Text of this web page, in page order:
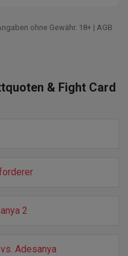
ohne Gewähr. 18+ | AGB
& Fight Card
2
Adesanya